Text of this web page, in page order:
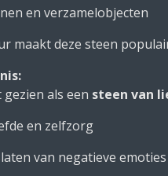
en verzamelobjecten
maakt deze steen
als een steen van
en zelfzorg
van negatieve emoties